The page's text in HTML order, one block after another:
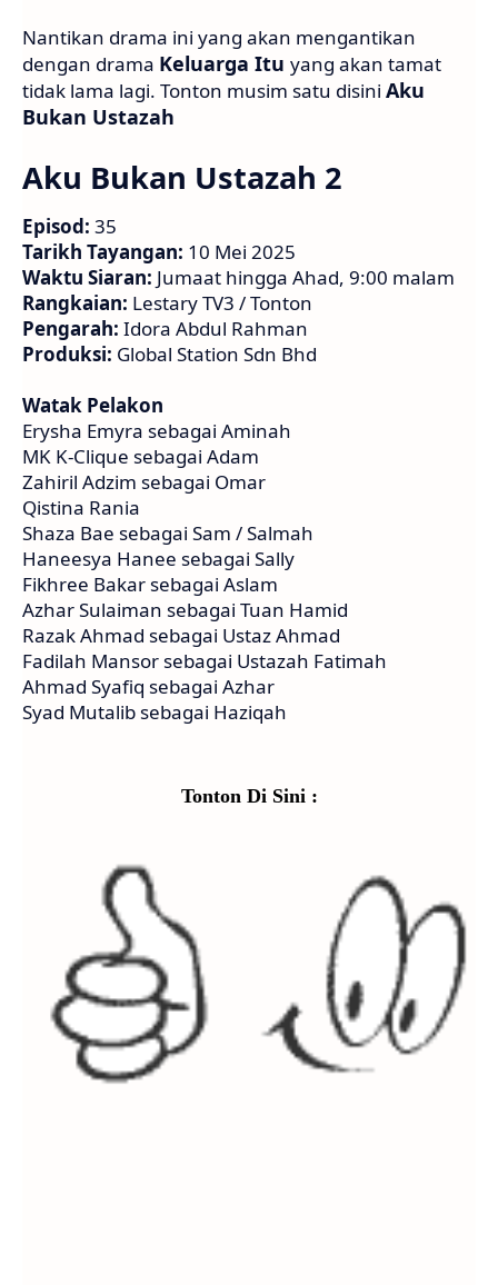
Nantikan drama ini yang akan mengantikan
dengan drama Keluarga Itu yang akan tamat
tidak lama lagi. Tonton musim satu disini Aku
Bukan Ustazah
Aku Bukan Ustazah 2
Episod: 35
Tarikh Tayangan: 10 Mei 2025
Waktu Siaran: Jumaat hingga Ahad, 9:00 malam
Rangkaian: Lestary TV3 / Tonton
Pengarah: Idora Abdul Rahman
Produksi: Global Station Sdn Bhd
Watak Pelakon
Erysha Emyra sebagai Aminah
MK K-Clique sebagai Adam
Zahiril Adzim sebagai Omar
Qistina Rania
Shaza Bae sebagai Sam / Salmah
Haneesya Hanee sebagai Sally
Fikhree Bakar sebagai Aslam
Azhar Sulaiman sebagai Tuan Hamid
Razak Ahmad sebagai Ustaz Ahmad
Fadilah Mansor sebagai Ustazah Fatimah
Ahmad Syafiq sebagai Azhar
Syad Mutalib sebagai Haziqah
Tonton Di Sini :